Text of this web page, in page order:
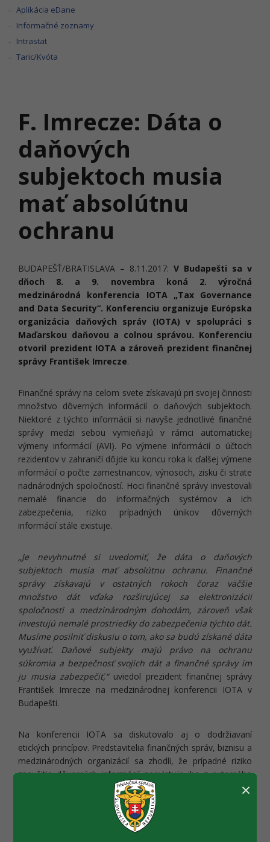
Aplikácia eDane
Informačné zoznamy
Intrastat
Taric/Kvóta
F. Imrecze: Dáta o
daňových
subjektoch musia
mať absolútnu
ochranu
BUDAPEŠŤ/BRATISLAVA – 8.11.2017: V Budapešti sa v
dňoch 8. a 9. novembra koná 2. výročná
medzinárodná konferencia IOTA „Tax Governance
and Data Security“. Konferenciu organizuje Európska
organizácia daňových správ (IOTA) v spolupráci s
Maďarskou daňovou a colnou správou. Konferenciu
otvoril prezident IOTA a zároveň prezident finančnej
správy František Imrecze.
Finančné správy na celom svete získavajú pri svojej činnosti
množstvo dôverných informácií o daňových subjektoch.
Niektoré z týchto informácií si navyše jednotlivé finančné
správy medzi sebou vymieňajú v rámci automatickej
výmeny informácií (AVI). Po výmene informácií o účtoch
rezidentov v zahraničí dôjde ku koncu roka k ďalšej výmene
informácií o počte zamestnancov, výnosoch, zisku či strate
nadnárodných spoločností. Hoci finančné správy investovali
nemalé financie do informačných systémov a ich
zabezpečenia, riziko prípadných únikov dôverných
informácií stále existuje.
„Je nevyhnutné si uvedomiť, že dáta o daňových
subjektoch musia mať absolútnu ochranu. Finančné
správy získavajú v ostatných rokoch čoraz väčšie
množstvo dát vďaka rozširujúcej sa elektronizácii
spoločnosti a medzinárodným dohodám, zároveň však
investujú nemalé prostriedky do zabezpečenia týchto dát.
Musíme posilniť diskusiu o tom, ako sa budú získané dáta
využívať. Daňové subjekty majú právo na ochranu
súkromia a bezpečnosť svojich dát a finančné správy im
ju musia zabezpečiť,“ uviedol prezident finančnej správy
František Imrecze na medzinárodnej konferencii IOTA v
Budapešti.
Na konferencii IOTA sa diskutovalo aj o dodržiavaní
etických princípov. Predstavitelia finančných správ, biznisu a
medzinárodných organizácií sa zhodli, že prípadné riziko
zneužitia dôverných informácií neexistuje iba z externého
prostredia, ale aj od zamestnancov finančných správ.
Finančné správy preto stoja pred novou výzvou: ako
zabezpečiť, že získané dáta od daňových subjektov sú
chránené a nedôjde k ich zneužitiu internými
×